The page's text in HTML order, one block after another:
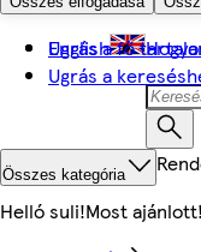
Ugrás a fő
Ugrás a
English
Összes kategória
Helló suli!Most ajánlott!